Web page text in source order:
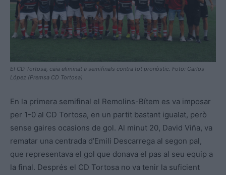
El CD Tortosa, caia eliminat a semifinals contra tot pronòstic. Foto: Carlos
López (Premsa CD Tortosa)
En la primera semifinal el Remolins-Bítem es va imposar
per 1-0 al CD Tortosa, en un partit bastant igualat, però
sense gaires ocasions de gol. Al minut 20, David Viña, va
rematar una centrada d’Emili Descarrega al segon pal,
que representava el gol que donava el pas al seu equip a
la final. Després el CD Tortosa no va tenir la suficient